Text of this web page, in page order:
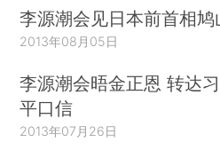
李源潮会见日本前首相鸠
2013年08月05日
李源潮会晤金正恩 转达
平口信
2013年07月26日